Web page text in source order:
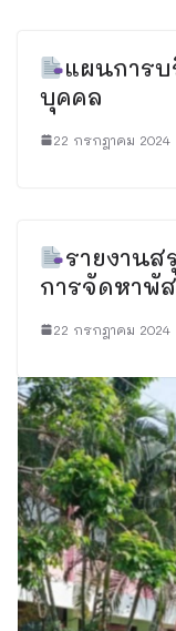
แผนการ
บุคคล
22 กรกฎาคม 2024
รายงาน
การจัดหาพั
22 กรกฎาคม 2024